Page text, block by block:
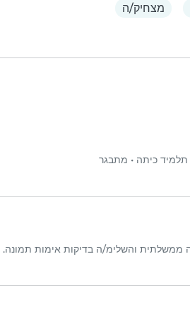
מצחיק/ה
תלמיד כיתה • מתבגר